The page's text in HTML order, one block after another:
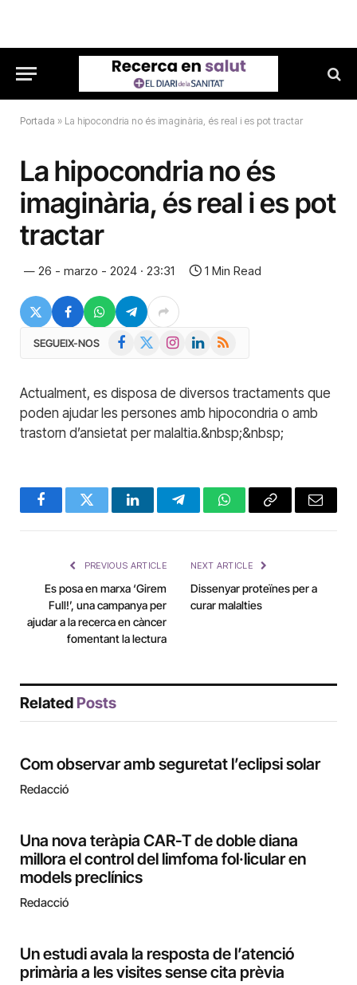
Portada » La hipocondria no és imaginària, és real i es pot tractar
La hipocondria no és
imaginària, és real i es pot
tractar
26 - marzo - 2024 · 23:31 1 Min Read
SEGUEIX-NOS Facebook InstagramLinkedIn
RSS
Actualment, es disposa de diversos tractaments que
poden ajudar les persones amb hipocondria o amb
trastorn d’ansietat per malaltia.&nbsp;&nbsp;
FacebookTwitter LinkedInTelegramWhatsAppCopy
Email
PREVIOUS ARTICLE
Es posa en marxa ‘Girem
Full!’, una campanya per
ajudar a la recerca en càncer
fomentant la lectura
NEXT ARTICLE
Dissenyar proteïnes per a
curar malalties
Related Posts
Com observar amb seguretat l’eclipsi solar
Redacció
Una nova teràpia CAR-T de doble diana
millora el control del limfoma fol·licular en
models preclínics
Redacció
Un estudi avala la resposta de l’atenció
primària a les visites sense cita prèvia